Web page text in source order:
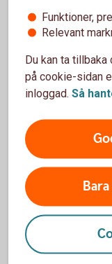
Bankens
prognoserna för
globala
två gånger per år
Swedbank
Funktioner,
Relevant
Du kan ta
på cookie-sidan
inloggad. Så